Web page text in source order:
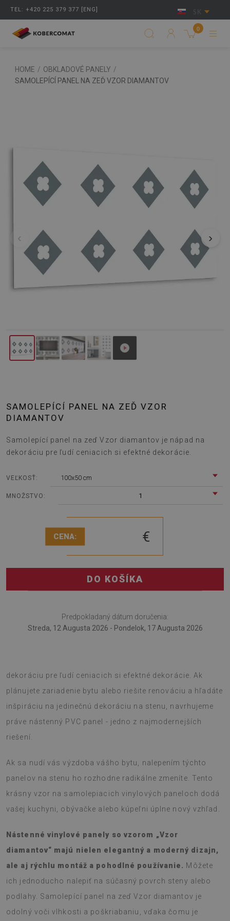
TEL: +420 225 379 377 [ENG] SK
0
HOME / OBKLADOVÉ PANELY /
SAMOLEPÍCÍ PANEL NA ZEĎ VZOR DIAMANTOV
‹ ›
SAMOLEPÍCÍ PANEL NA ZEĎ VZOR
DIAMANTOV
Samolepící panel na zeď Vzor diamantov je nápad na
dekoráciu pre ľudí ceniacich si efektné dekorácie.
VEĽKOSŤ: 100x50 cm
MNOŽSTVO: 1
CENA: €
DO KOŠÍKA
Predpokladaný dátum doručenia:
Streda, 12 Augusta 2026 - Pondelok, 17 Augusta 2026
dekoráciu pre ľudí ceniacich si efektné dekorácie. Ak
plánujete zariadenie bytu alebo riešite renováciu a hľadáte
inšpiráciu na jedinečnú dekoráciu na stenu, navrhujeme
práve nástenný PVC panel - jedno z najmodernejších
riešení.
Ak sa nudí vás výzdoba vášho bytu, nalepením týchto
panelov na stenu ho rozhodne radikálne zmeníte. Tento
krásny vzor na samolepiacich vinylových paneloch dodá
vašej kuchyni, obývačke alebo kúpeľni úplne nový vzhľad.
Nástenné vinylové panely so vzorom „Vzor
diamantov“ majú nielen elegantný a moderný dizajn,
ale aj rýchlu montáž a pohodlné používanie. Môžete
ich jednoducho nalepiť na súčasný povrch steny alebo
podlahy. Samolepící panel na zeď Vzor diamantov je
odolný voči vlhkosti a poškriabaniu, vďaka čomu je